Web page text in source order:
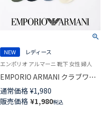
NEW
レディース
エンポリオ アルマーニ 靴下 女性 婦人
EMPORIO ARMANI クラブワッ
ペン クルー丈 ソックス レディ
ース 日本製 03447106
通常価格 ¥1,980
販売価格 ¥1,980税込